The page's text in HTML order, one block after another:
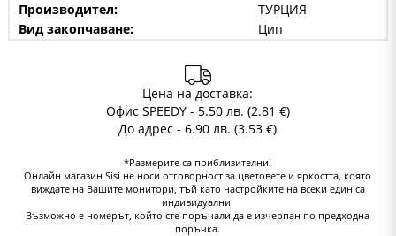
Производител:
ТУРЦИЯ
Вид закопчаване:
Цип
Цена на доставка:
Офис SPEEDY - 5.50 лв. (2.81 €)
До адрес - 6.90 лв. (3.53 €)
*Размерите са приблизителни!
Онлайн магазин Sisi не носи отговорност за цветовете и яркостта, която
виждате на Вашите монитори, тъй като настройките на всеки един са
индивидуални!
Възможно е номерът, който сте поръчали да е изчерпан по предходна
поръчка.